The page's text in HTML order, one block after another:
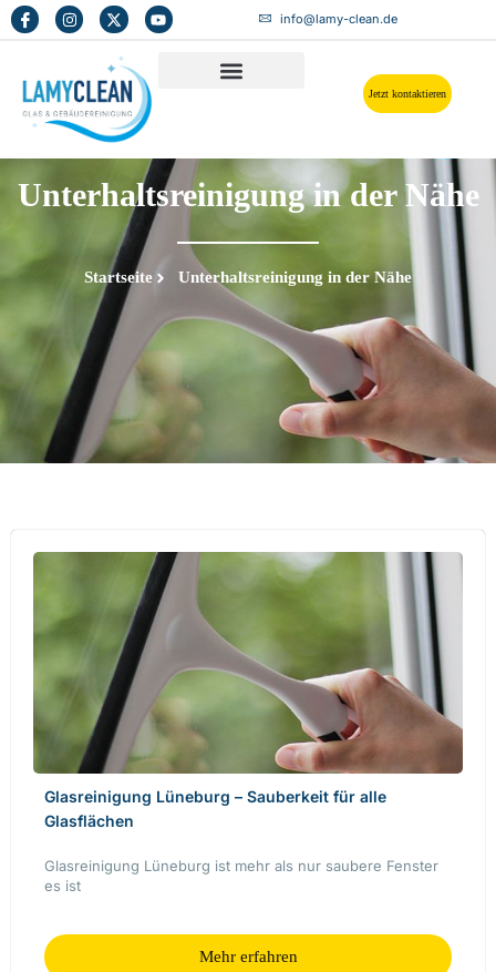
info@lamy-clean.de
Jetzt kontaktieren
Unterhaltsreinigung in der Nähe
Startseite Unterhaltsreinigung in der Nähe
Glasreinigung Lüneburg – Sauberkeit für alle
Glasflächen
Glasreinigung Lüneburg ist mehr als nur saubere Fenster
es ist
Mehr erfahren